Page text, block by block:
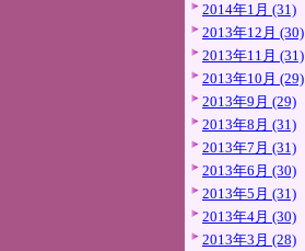
2014年1月 (31)
2013年12月 (30)
2013年11月 (31)
2013年10月 (29)
2013年9月 (29)
2013年8月 (31)
2013年7月 (31)
2013年6月 (30)
2013年5月 (31)
2013年4月 (30)
2013年3月 (28)